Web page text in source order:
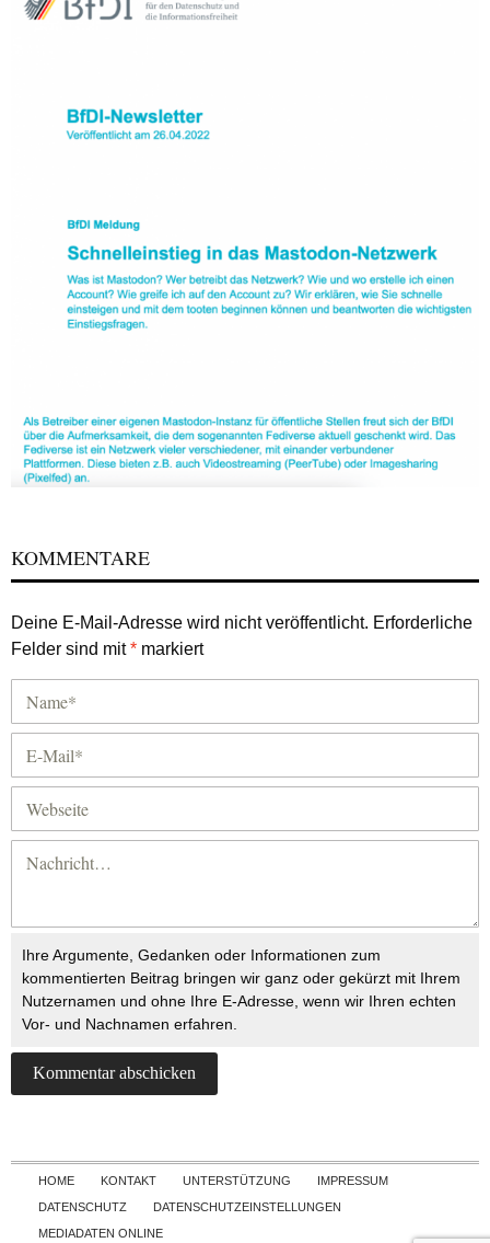
KOMMENTARE
Deine E-Mail-Adresse wird nicht veröffentlicht. Erforderliche
Felder sind mit* markiert
Ihre Argumente, Gedanken oder Informationen zum
kommentierten Beitrag bringen wir ganz oder gekürzt mit Ihrem
Nutzernamen und ohne Ihre E-Adresse, wenn wir Ihren echten
Vor- und Nachnamen erfahren.
Skip to content
HOME KONTAKT UNTERSTÜTZUNG
IMPRESSUM
DATENSCHUTZ
DATENSCHUTZEINSTELLUNGEN
MEDIADATEN ONLINE